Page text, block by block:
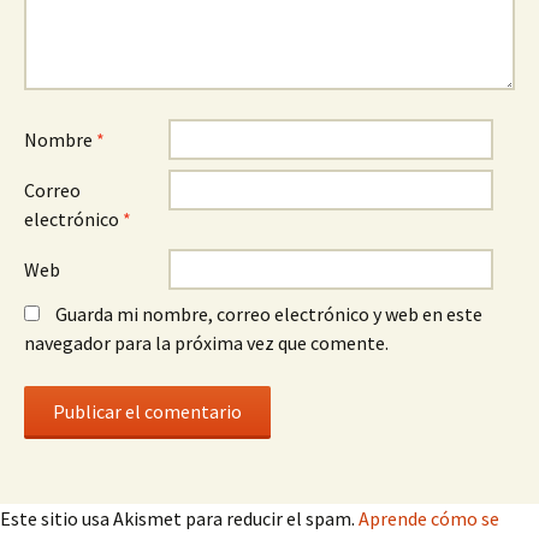
Nombre *
Correo
electrónico *
Web
Guarda mi nombre, correo electrónico y web en este
navegador para la próxima vez que comente.
Este sitio usa Akismet para reducir el spam. Aprende cómo se